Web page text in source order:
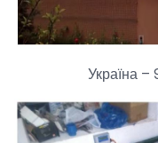
Україна